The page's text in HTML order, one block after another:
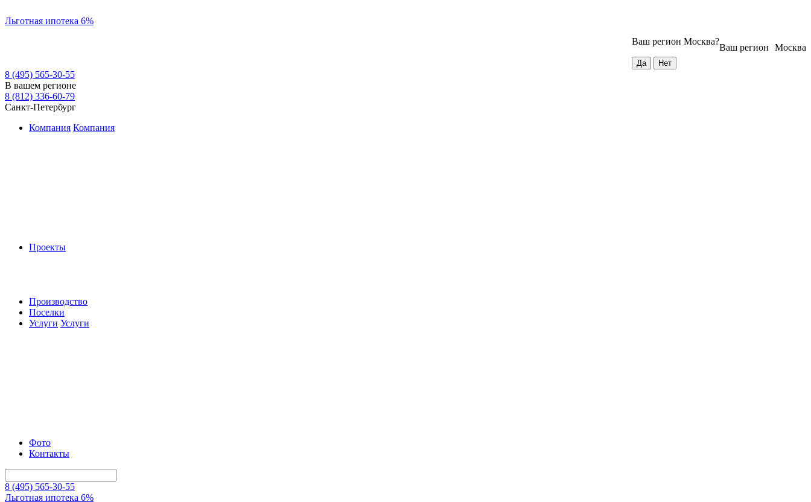
Льготная ипотека 6%
Москва
Ваш регион
Ваш регион Москва?
8 (495) 565-30-55
В вашем регионе
8 (812) 336-60-79
Санкт-Петербург
Компания Компания
Проекты
Производство
Поселки
Услуги Услуги
Фото
Контакты
8 (495) 565-30-55
Льготная ипотека 6%